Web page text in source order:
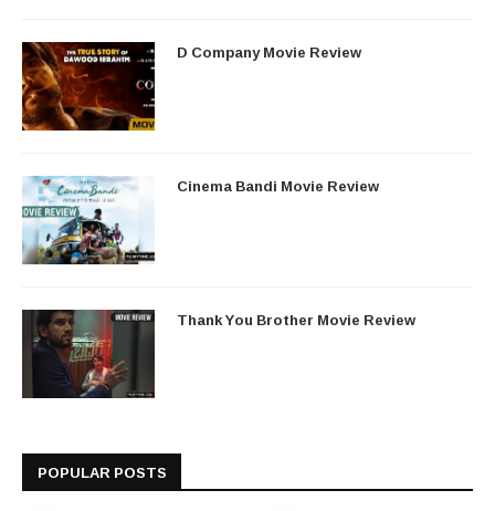
D Company Movie Review
Cinema Bandi Movie Review
Thank You Brother Movie Review
POPULAR POSTS